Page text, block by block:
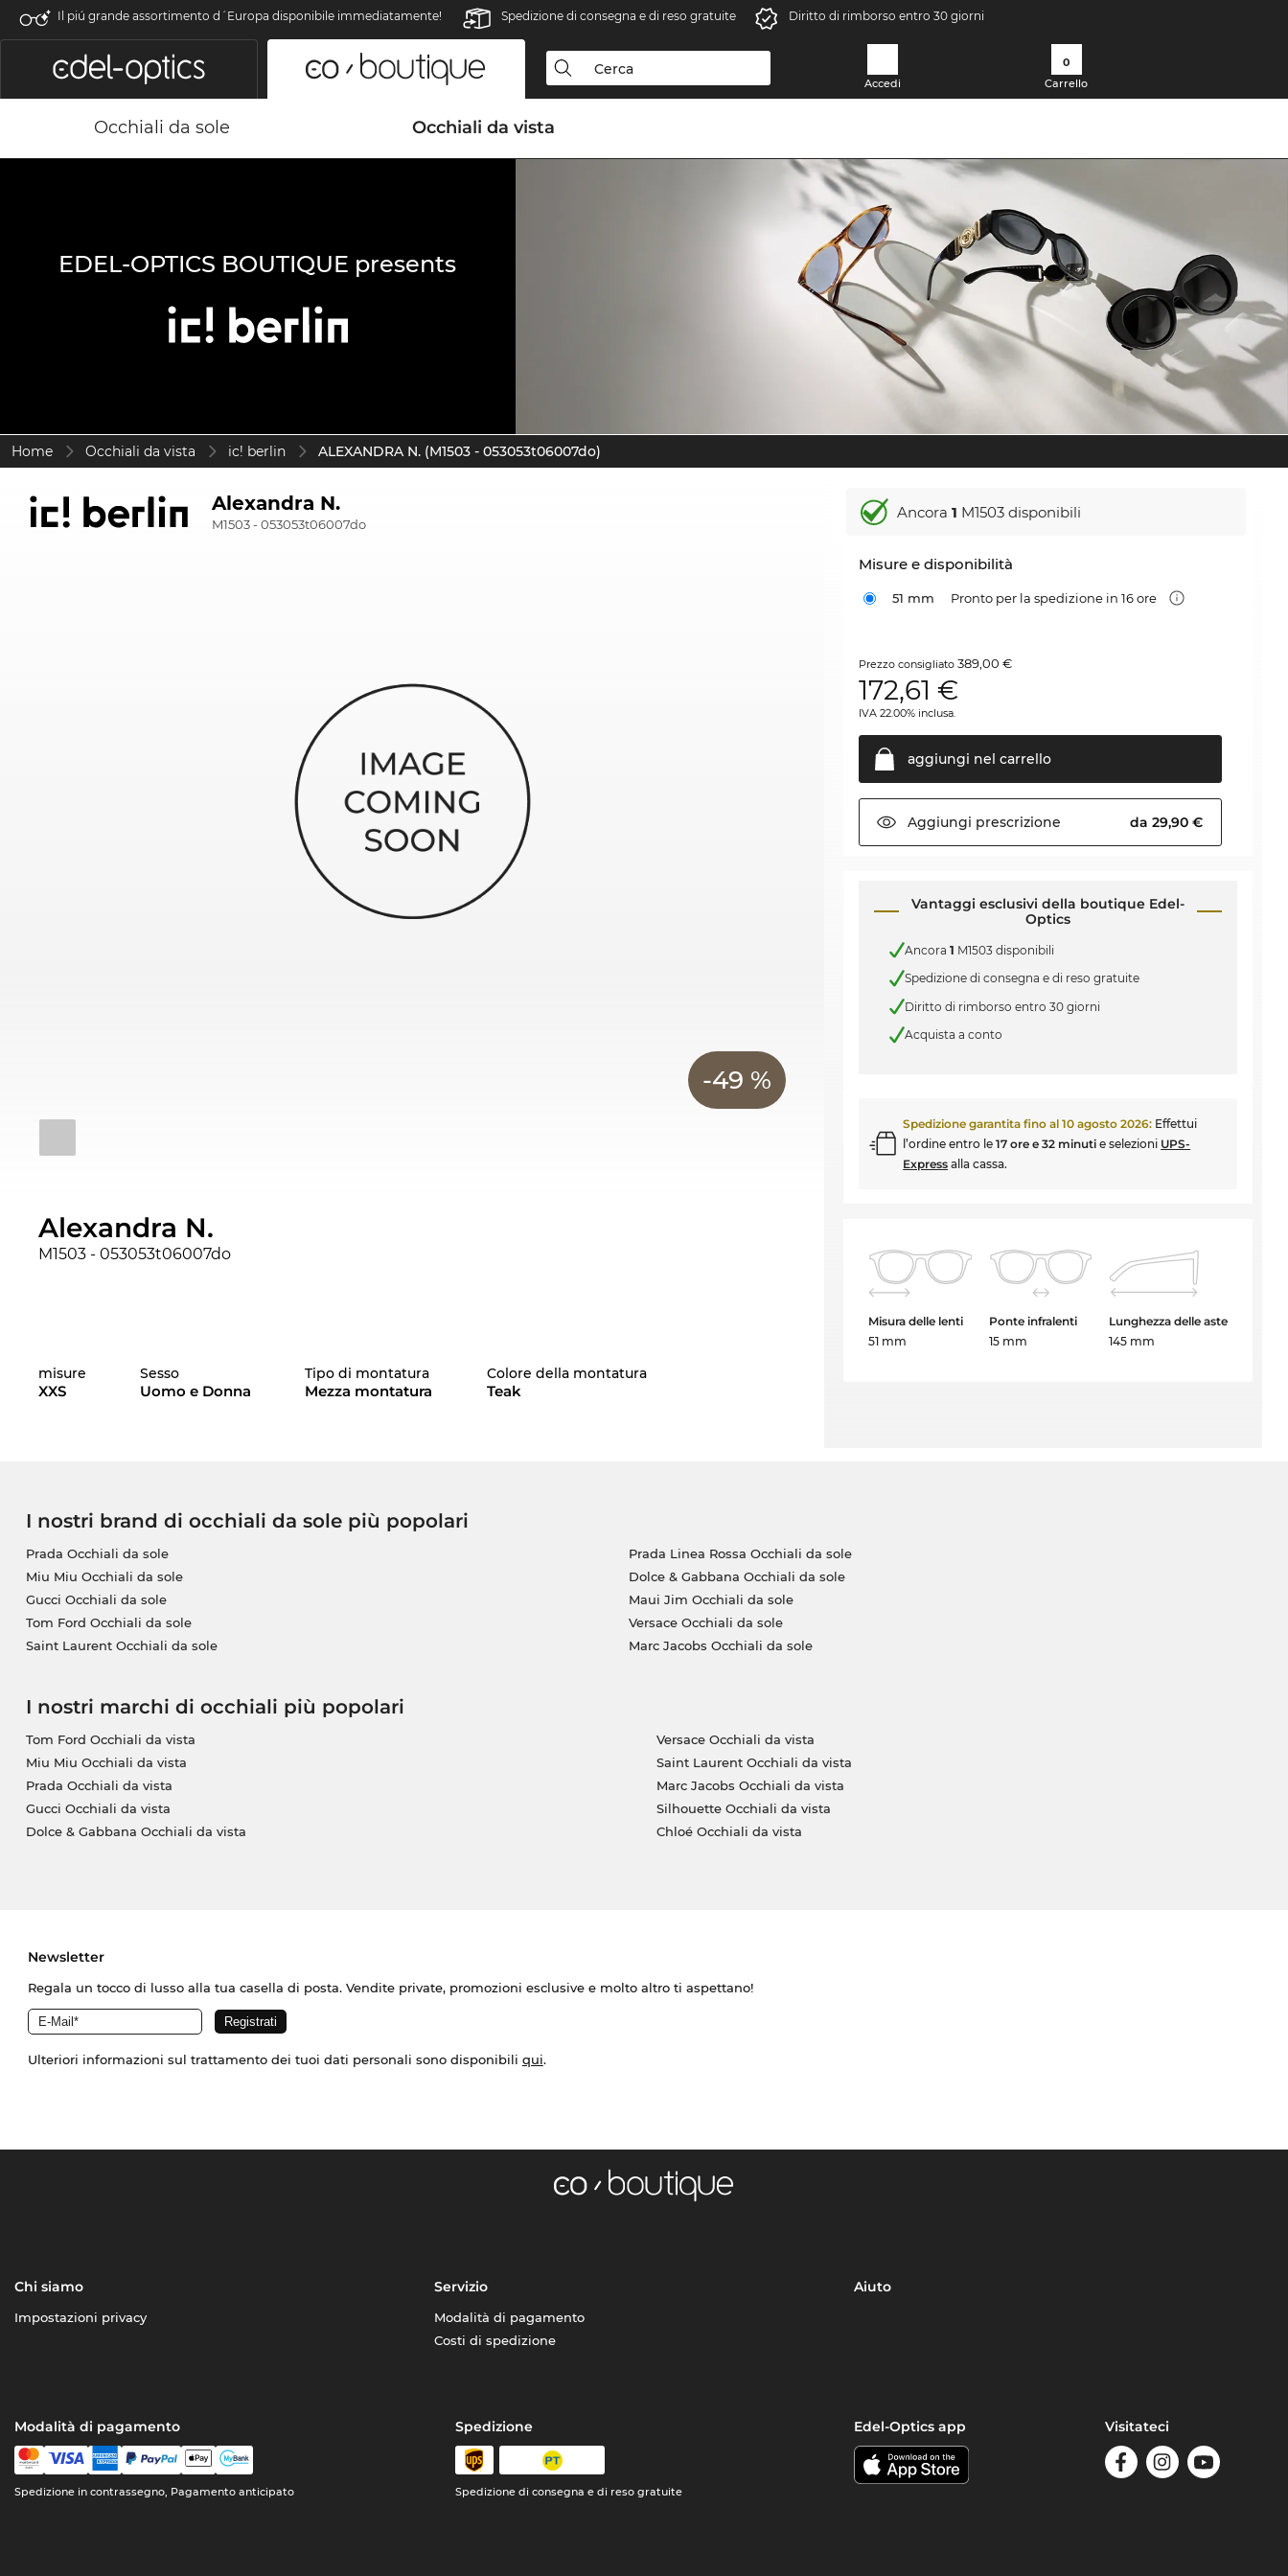
Il piú grande assortimento d´Europa disponibile immediatamente! Spedizione di consegna e di reso gratuite Diritto di rimborso entro 30 giorni
Accedi
0
Carrello
Occhiali da sole Occhiali da vista
EDEL-OPTICS BOUTIQUE presents
Home Occhiali da vista ic! berlin ALEXANDRA N. (M1503 - 053053t06007do)
Alexandra N.
M1503 - 053053t06007do
-49 %
Alexandra N.
M1503 - 053053t06007do
misure
XXS
Sesso
Uomo e Donna
Tipo di montatura
Mezza montatura
Colore della montatura
Teak
Ancora1 M1503 disponibili
Misure e disponibilità
51 mm Pronto per la spedizione in 16 ore
Prezzo consigliato389,00 €
172,61 €
IVA 22.00% inclusa.
aggiungi nel carrello
Aggiungi prescrizione da 29,90 €
Vantaggi esclusivi della boutique Edel-
Optics
Ancora1 M1503 disponibili
Spedizione di consegna e di reso gratuite
Diritto di rimborso entro 30 giorni
Acquista a conto
Spedizione garantita fino al10 agosto 2026: Effettui
l’ordine entro le17 ore e 32 minuti e selezioni UPS-
Express alla cassa.
Misura delle lenti
51 mm
Ponte infralenti
15 mm
Lunghezza delle aste
145 mm
I nostri brand di occhiali da sole più popolari
Prada Occhiali da sole
Miu Miu Occhiali da sole
Gucci Occhiali da sole
Tom Ford Occhiali da sole
Saint Laurent Occhiali da sole
Prada Linea Rossa Occhiali da sole
Dolce & Gabbana Occhiali da sole
Maui Jim Occhiali da sole
Versace Occhiali da sole
Marc Jacobs Occhiali da sole
I nostri marchi di occhiali più popolari
Tom Ford Occhiali da vista
Miu Miu Occhiali da vista
Prada Occhiali da vista
Gucci Occhiali da vista
Dolce & Gabbana Occhiali da vista
Versace Occhiali da vista
Saint Laurent Occhiali da vista
Marc Jacobs Occhiali da vista
Silhouette Occhiali da vista
Chloé Occhiali da vista
Newsletter
Regala un tocco di lusso alla tua casella di posta. Vendite private, promozioni esclusive e molto altro ti aspettano!
Ulteriori informazioni sul trattamento dei tuoi dati personali sono disponibili qui.
Chi siamo
Impostazioni privacy
Servizio
Modalità di pagamento
Costi di spedizione
Aiuto
Modalità di pagamento
Spedizione in contrassegno, Pagamento anticipato
Spedizione
Spedizione di consegna e di reso gratuite
Edel-Optics app Visitateci